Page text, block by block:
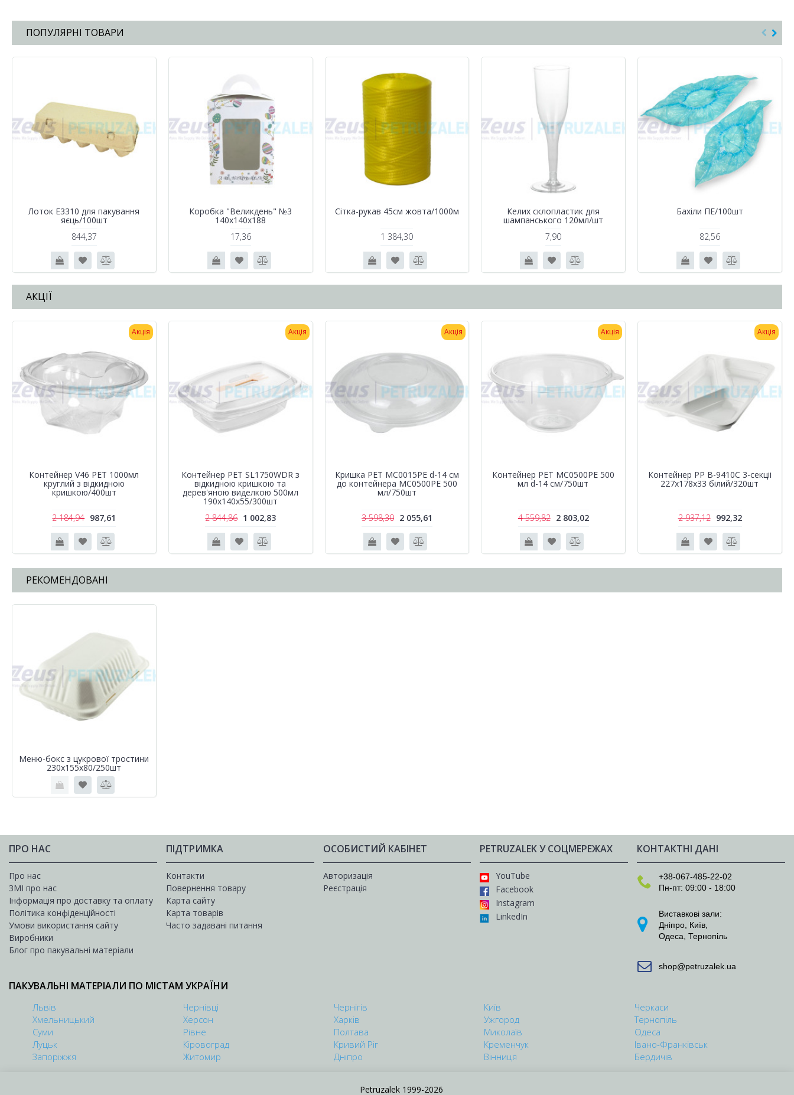
ПОПУЛЯРНІ ТОВАРИ
Лоток Е3310 для пакування
яєць/100шт
844,37
Коробка "Великдень" №3
140х140х188
17,36
Сітка-рукав 45см жовта/1000м
1 384,30
Келих склопластик для
шампанського 120мл/шт
7,90
Бахіли ПЕ/100шт
82,56
АКЦІЇ
Акція
Контейнер V46 PET 1000мл
круглий з відкидною
кришкою/400шт
2 184,94 987,61
Акція
Контейнер РЕТ SL1750WDR з
відкидною кришкою та
дерев'яною виделкою 500мл
190х140х55/300шт
2 844,86 1 002,83
Акція
Кришка РЕТ MC0015PE d-14 см
до контейнера MC0500PE 500
мл/750шт
3 598,30 2 055,61
Акція
Контейнер РЕТ MC0500PE 500
мл d-14 см/750шт
4 559,82 2 803,02
Акція
Контейнер РР B-9410C 3-секціі
227х178х33 білий/320шт
2 937,12 992,32
РЕКОМЕНДОВАНІ
Меню-бокс з цукрової тростини
230х155х80/250шт
ПРО НАС
Про нас
ЗМІ про нас
Інформація про доставку та оплату
Політика конфіденційності
Умови використання сайту
Виробники
Блог про пакувальні матеріали
ПІДТРИМКА
Контакти
Повернення товару
Карта сайту
Карта товарів
Часто задавані питання
ОСОБИСТИЙ КАБІНЕТ
Авторизація
Реєстрація
PETRUZALEK У СОЦМЕРЕЖАХ
YouTube
Facebook
Instagram
LinkedIn
КОНТАКТНІ ДАНІ
+38-067-485-22-02
Пн-пт: 09:00 - 18:00
Виставкові зали:
Дніпро Київ
Одеса Тернопіль
shop@petruzalek.ua
ПАКУВАЛЬНІ МАТЕРІАЛИ ПО МІСТАМ УКРАЇНИ
Львів Чернівці Чернігів Київ
Черкаси
Хмельницький
Херсон Харків Ужгород
Тернопіль
Суми
Рівне Полтава Миколаїв
Одеса
Луцьк
Кіровоград Кривий Ріг Кременчук
Івано-Франківськ
Запоріжжя
Житомир Дніпро Вінниця Бердичів
Petruzalek 1999-2026